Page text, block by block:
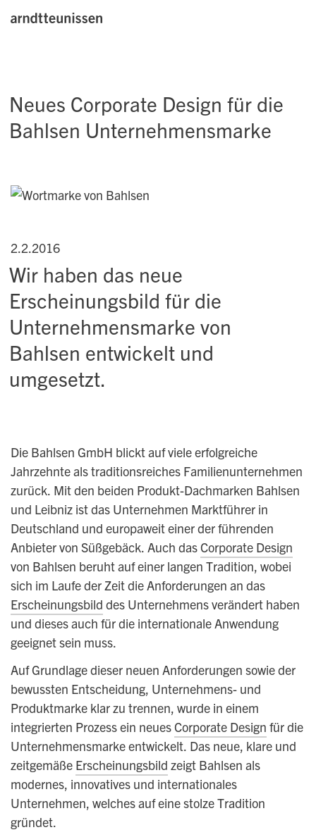
Neues Corporate Design für die
Bahlsen Unternehmensmarke
2.2.2016
Wir haben das neue
Erscheinungsbild für die
Unternehmensmarke von
Bahlsen entwickelt und
umgesetzt.
Die Bahlsen GmbH blickt auf viele erfolgreiche
Jahrzehnte als traditionsreiches Familienunternehmen
zurück. Mit den beiden Produkt-Dachmarken Bahlsen
und Leibniz ist das Unternehmen Marktführer in
Deutschland und europaweit einer der führenden
Anbieter von Süßgebäck. Auch dasCorporate Design
von Bahlsen beruht auf einer langen Tradition, wobei
sich im Laufe der Zeit die Anforderungen an das
Erscheinungsbild des Unternehmens verändert haben
und dieses auch für die internationale Anwendung
geeignet sein muss.
Auf Grundlage dieser neuen Anforderungen sowie der
bewussten Entscheidung, Unternehmens- und
Produktmarke klar zu trennen, wurde in einem
integrierten Prozess ein neuesCorporate Design für die
Unternehmensmarke entwickelt. Das neue, klare und
zeitgemäße Erscheinungsbild zeigt Bahlsen als
modernes, innovatives und internationales
Unternehmen, welches auf eine stolze Tradition
gründet.